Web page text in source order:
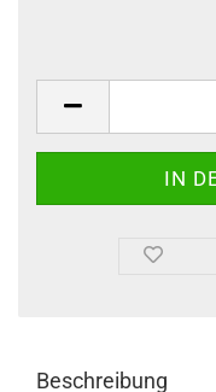
Beschreibung